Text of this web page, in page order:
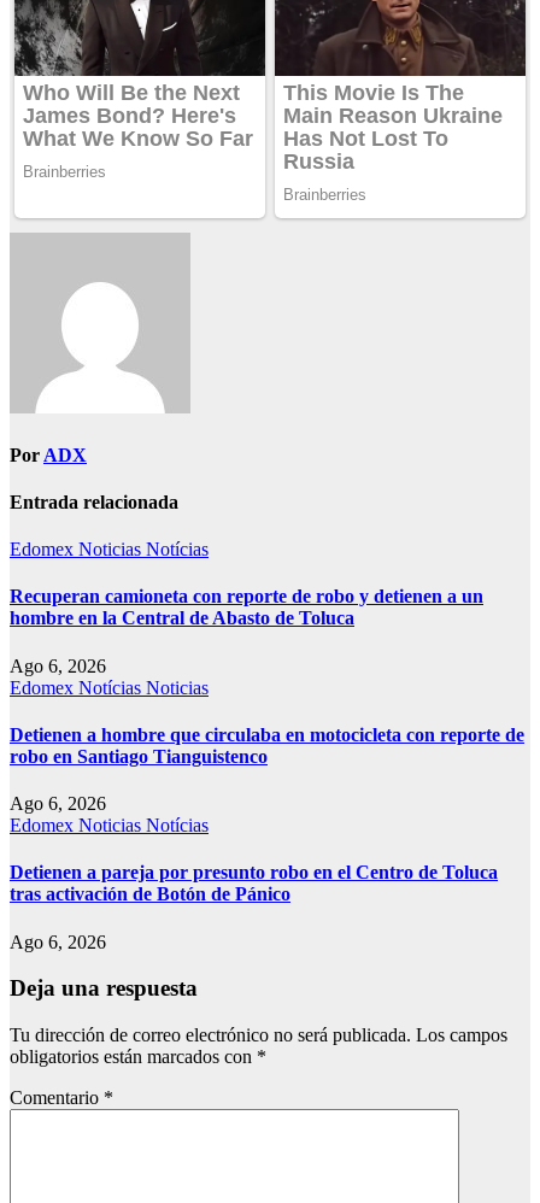
Por ADX
Entrada relacionada
Edomex Noticias Notícias
Recuperan camioneta con reporte de robo y detienen a un
hombre en la Central de Abasto de Toluca
Ago 6, 2026
Edomex Notícias Noticias
Detienen a hombre que circulaba en motocicleta con reporte de
robo en Santiago Tianguistenco
Ago 6, 2026
Edomex Noticias Notícias
Detienen a pareja por presunto robo en el Centro de Toluca
tras activación de Botón de Pánico
Ago 6, 2026
Deja una respuesta
Tu dirección de correo electrónico no será publicada. Los campos
obligatorios están marcados con *
Comentario *